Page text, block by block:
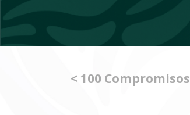
< 100 Compromisos